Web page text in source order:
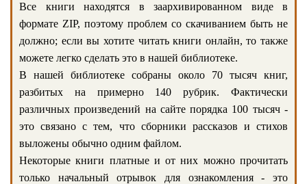
Все книги находятся в заархивированном виде в
формате ZIP, поэтому проблем со скачиванием быть не
должно; если вы хотите читать книги онлайн, то также
можете легко сделать это в нашей библиотеке.
В нашей библиотеке собраны около 70 тысяч книг,
разбитых на примерно 140 рубрик. Фактически
различных произведений на сайте порядка 100 тысяч -
это связано с тем, что сборники рассказов и стихов
выложены обычно одним файлом.
Некоторые книги платные и от них можно прочитать
только начальный отрывок для ознакомления - это